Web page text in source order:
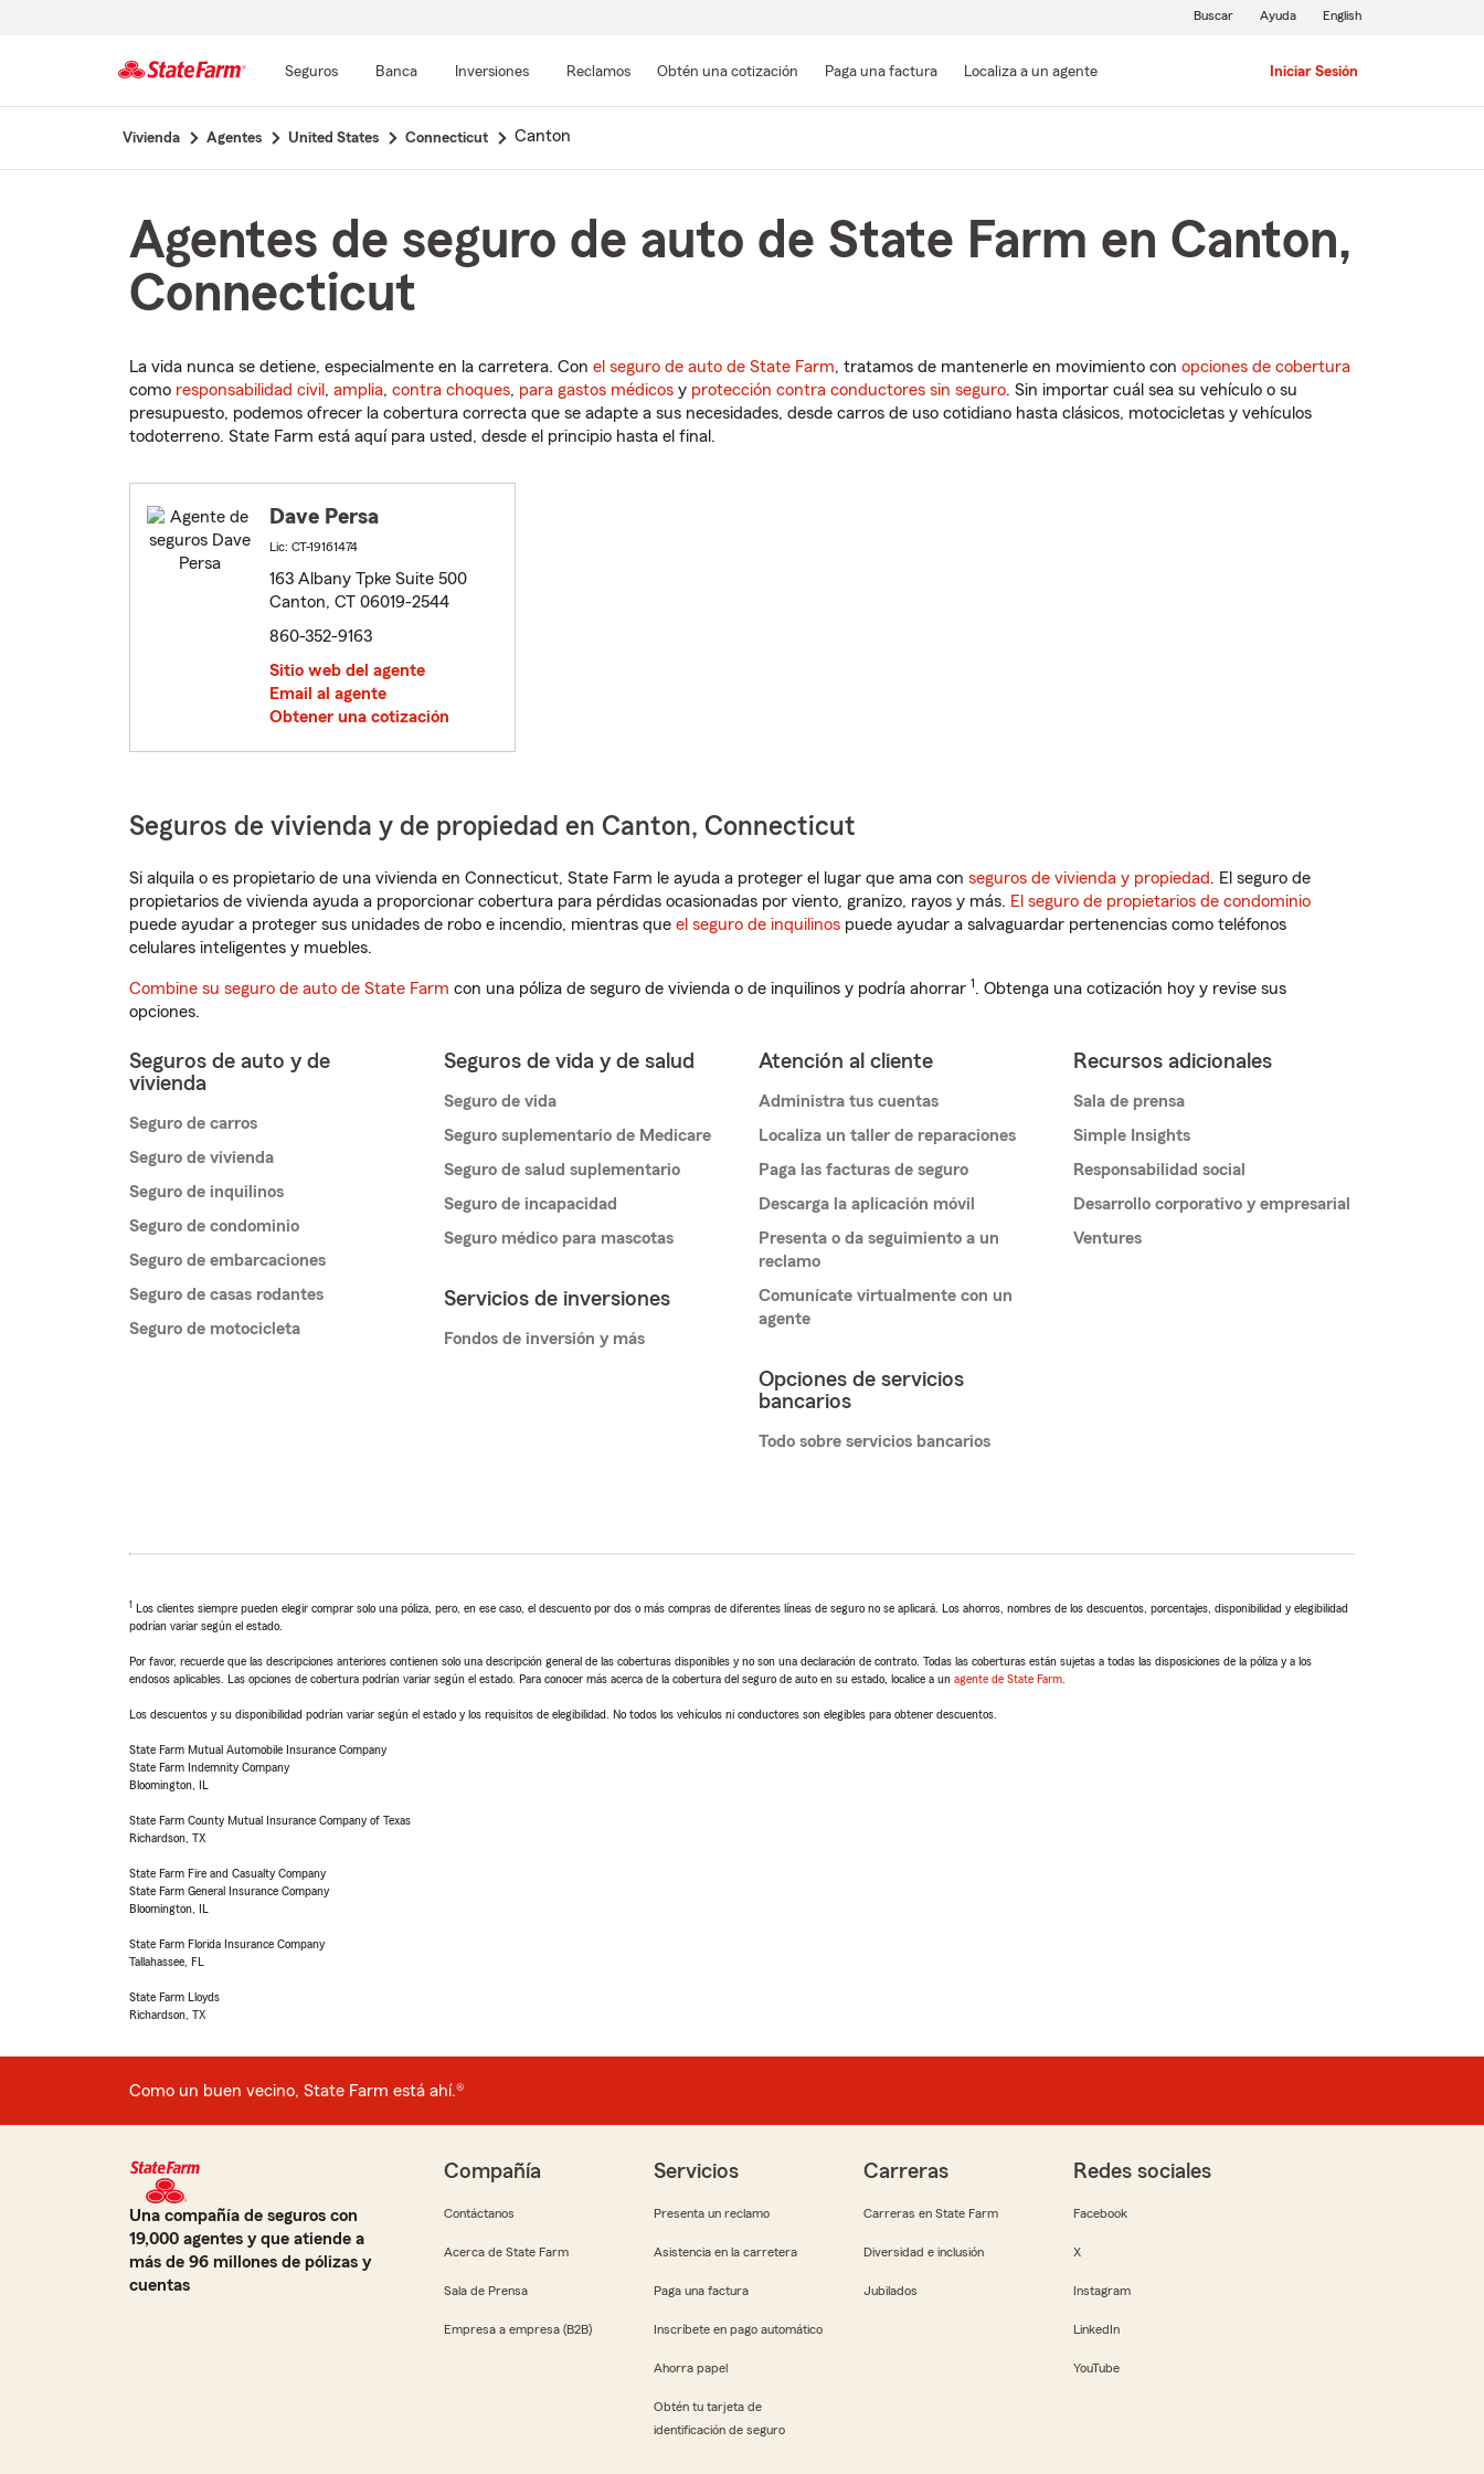
contenido
Seguros Banca Inversiones Reclamos Obtén una cotización Paga una factura Localiza a un agente Iniciar Sesión
Buscar Ayuda English
Vivienda Agentes United States Connecticut Canton
Agentes de seguro de auto de State Farm en Canton,
Connecticut
La vida nunca se detiene, especialmente en la carretera. Con el seguro de auto de State Farm, tratamos de mantenerle en movimiento con opciones de cobertura
como responsabilidad civil , amplia, contra choques, para gastos médicos y protección contra conductores sin seguro. Sin importar cuál sea su vehículo o su
presupuesto, podemos ofrecer la cobertura correcta que se adapte a sus necesidades, desde carros de uso cotidiano hasta clásicos, motocicletas y vehículos
todoterreno. State Farm está aquí para usted, desde el principio hasta el final.
Dave Persa
Lic: CT-19161474
163 Albany Tpke Suite 500
Canton, CT 06019-2544
860-352-9163
Sitio web del agente
Email al agente
Obtener una cotización
Seguros de vivienda y de propiedad en Canton, Connecticut
Si alquila o es propietario de una vivienda en Connecticut, State Farm le ayuda a proteger el lugar que ama con seguros de vivienda y propiedad. El seguro de
propietarios de vivienda ayuda a proporcionar cobertura para pérdidas ocasionadas por viento, granizo, rayos y más. El seguro de propietarios de condominio
puede ayudar a proteger sus unidades de robo e incendio, mientras que el seguro de inquilinos puede ayudar a salvaguardar pertenencias como teléfonos
celulares inteligentes y muebles.
Combine su seguro de auto de State Farm con una póliza de seguro de vivienda o de inquilinos y podría ahorrar 1. Obtenga una cotización hoy y revise sus
opciones.
Seguros de auto y de
vivienda
Seguro de carros
Seguro de vivienda
Seguro de inquilinos
Seguro de condominio
Seguro de embarcaciones
Seguro de casas rodantes
Seguro de motocicleta
Seguros de vida y de salud
Seguro de vida
Seguro suplementario de Medicare
Seguro de salud suplementario
Seguro de incapacidad
Seguro médico para mascotas
Servicios de inversiones
Fondos de inversión y más
Atención al cliente
Administra tus cuentas
Localiza un taller de reparaciones
Paga las facturas de seguro
Descarga la aplicación móvil
Presenta o da seguimiento a un
reclamo
Comunícate virtualmente con un
agente
Opciones de servicios
bancarios
Todo sobre servicios bancarios
Recursos adicionales
Sala de prensa
Simple Insights
Responsabilidad social
Desarrollo corporativo y empresarial
Ventures
1 Los clientes siempre pueden elegir comprar solo una póliza, pero, en ese caso, el descuento por dos o más compras de diferentes líneas de seguro no se aplicará. Los ahorros, nombres de los descuentos, porcentajes, disponibilidad y elegibilidad
podrían variar según el estado.
Por favor, recuerde que las descripciones anteriores contienen solo una descripción general de las coberturas disponibles y no son una declaración de contrato. Todas las coberturas están sujetas a todas las disposiciones de la póliza y a los
endosos aplicables. Las opciones de cobertura podrían variar según el estado. Para conocer más acerca de la cobertura del seguro de auto en su estado, localice a un agente de State Farm
Los descuentos y su disponibilidad podrían variar según el estado y los requisitos de elegibilidad. No todos los vehículos ni conductores son elegibles para obtener descuentos.
State Farm Mutual Automobile Insurance Company
State Farm Indemnity Company
Bloomington, IL
State Farm County Mutual Insurance Company of Texas
Richardson, TX
State Farm Fire and Casualty Company
State Farm General Insurance Company
Bloomington, IL
State Farm Florida Insurance Company
Tallahassee, FL
State Farm Lloyds
Richardson, TX
Como un buen vecino, State Farm está ahí.®
Una compañía de seguros con
19,000 agentes y que atiende a
más de 96 millones de pólizas y
cuentas
Compañía
Contáctanos
Acerca de State Farm
Sala de Prensa
Empresa a empresa (B2B)
Servicios
Presenta un reclamo
Asistencia en la carretera
Paga una factura
Inscríbete en pago automático
Ahorra papel
Obtén tu tarjeta de
identificación de seguro
Carreras
Carreras en State Farm
Diversidad e inclusión
Jubilados
Redes sociales
Facebook
X
Instagram
LinkedIn
YouTube